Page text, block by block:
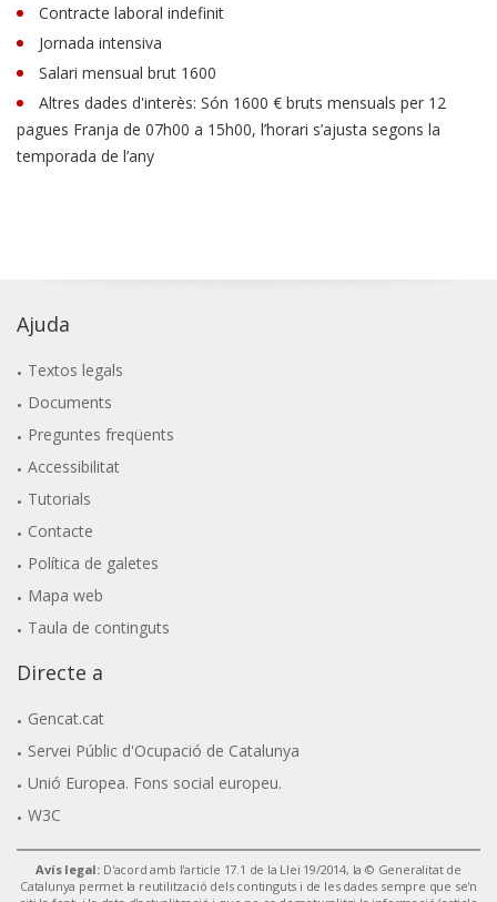
Contracte laboral indefinit
Jornada intensiva
Salari mensual brut 1600
Altres dades d'interès: Són 1600 € bruts mensuals per 12
pagues Franja de 07h00 a 15h00, l’horari s’ajusta segons la
temporada de l’any
Ajuda
Textos legals
Documents
Preguntes freqüents
Accessibilitat
Tutorials
Contacte
Política de galetes
Mapa web
Taula de continguts
Directe a
Gencat.cat
Servei Públic d'Ocupació de Catalunya
Unió Europea. Fons social europeu.
W3C
Avís legal: D'acord amb l'article 17.1 de la Llei 19/2014, la © Generalitat de
Catalunya permet la reutilització dels continguts i de les dades sempre que se'n